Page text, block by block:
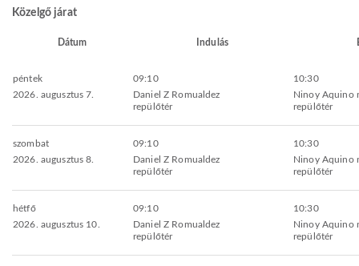
Közelgő járat
Dátum Indulás
péntek
2026. augusztus 7.
09:10
Daniel Z Romualdez
repülőtér
10:30
Ninoy Aquino
repülőtér
szombat
2026. augusztus 8.
09:10
Daniel Z Romualdez
repülőtér
10:30
Ninoy Aquino
repülőtér
hétfő
2026. augusztus 10.
09:10
Daniel Z Romualdez
repülőtér
10:30
Ninoy Aquino
repülőtér